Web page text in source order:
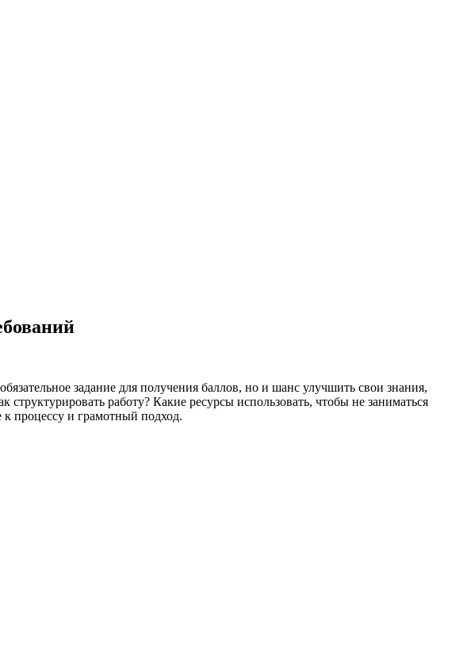
задание для получения баллов, но и шанс улучшить свои знания,
работу? Какие ресурсы использовать, чтобы не заниматься
процессу и грамотный подход.